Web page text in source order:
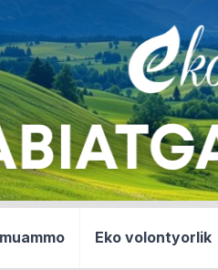
Eko volontyorlik